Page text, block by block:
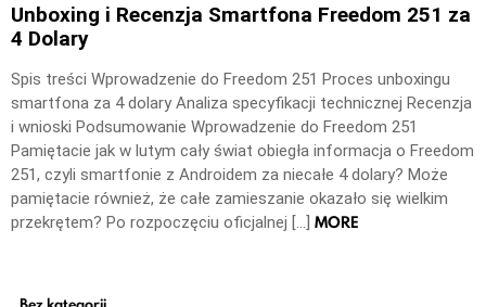
Unboxing i Recenzja Smartfona Freedom 251 za
4 Dolary
Spis treści Wprowadzenie do Freedom 251 Proces unboxingu
smartfona za 4 dolary Analiza specyfikacji technicznej Recenzja
i wnioski Podsumowanie Wprowadzenie do Freedom 251
Pamiętacie jak w lutym cały świat obiegła informacja o Freedom
251, czyli smartfonie z Androidem za niecałe 4 dolary? Może
pamiętacie również, że całe zamieszanie okazało się wielkim
przekrętem? Po rozpoczęciu oficjalnej […] MORE